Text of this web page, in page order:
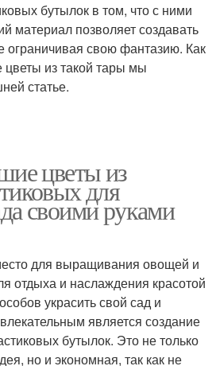
бутылок в том, что с ними
материал позволяет создавать
ограничивая свою фантазию. Как
цветы из такой тары мы
статье.
цветы из
для
своими руками
для выращивания овощей и
отдыха и наслаждения красотой
украсить свой сад и
является создание
бутылок. Это не только
но и экономная, так как не